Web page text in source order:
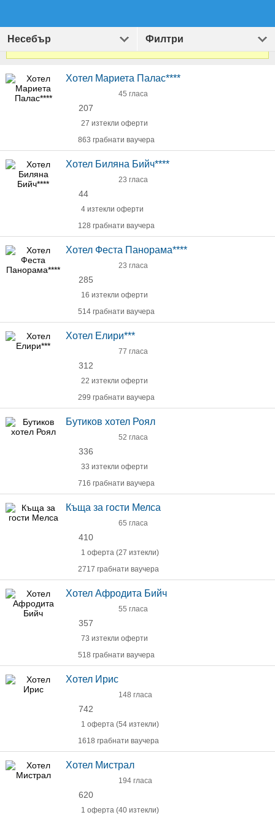
Несебър Филтри
Виж1410 оферти за Хотели и Екскурзии
Хотел Мариета Палас****
45 гласа
207
27 изтекли оферти
863 грабнати ваучера
Хотел Биляна Бийч****
23 гласа
44
4 изтекли оферти
128 грабнати ваучера
Хотел Феста Панорама****
23 гласа
285
16 изтекли оферти
514 грабнати ваучера
Хотел Елири***
77 гласа
312
22 изтекли оферти
299 грабнати ваучера
Бутиков хотел Роял
52 гласа
336
33 изтекли оферти
716 грабнати ваучера
Къща за гости Мелса
65 гласа
410
1 оферта (27 изтекли)
2717 грабнати ваучера
Хотел Афродита Бийч
55 гласа
357
73 изтекли оферти
518 грабнати ваучера
Хотел Ирис
148 гласа
742
1 оферта (54 изтекли)
1618 грабнати ваучера
Хотел Мистрал
194 гласа
620
1 оферта (40 изтекли)